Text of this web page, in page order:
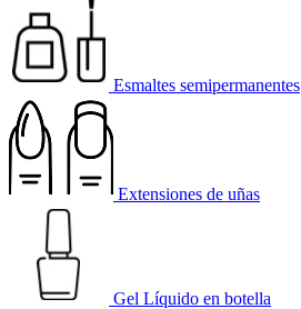
Esmaltes semipermanentes
Extensiones de uñas
Gel Líquido en botella